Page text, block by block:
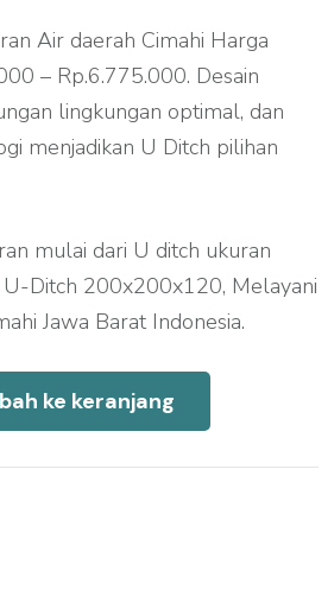
Air daerah Cimahi Harga
– Rp.6.775.000. Desain
lingkungan optimal, dan
menjadikan U Ditch pilihan
mulai dari U ditch ukuran
Ditch 200x200x120, Melayani
Jawa Barat Indonesia.
ke keranjang